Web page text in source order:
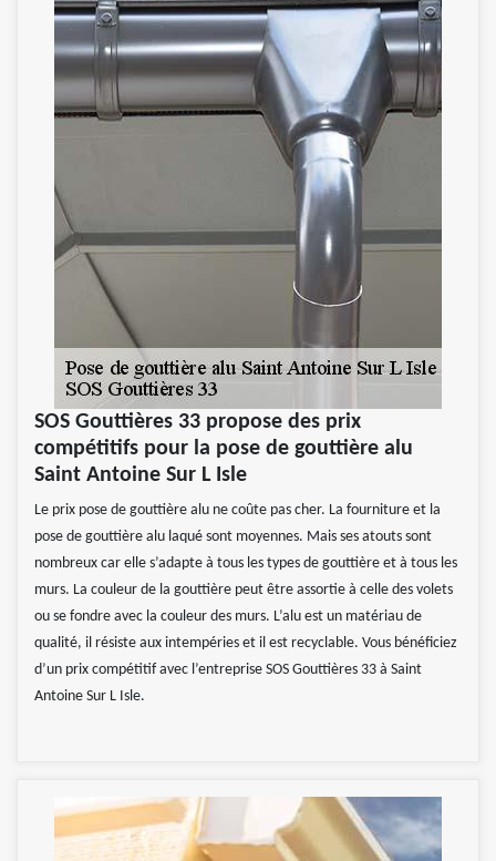
SOS Gouttières 33 propose des prix
compétitifs pour la pose de gouttière alu
Saint Antoine Sur L Isle
Le prix pose de gouttière alu ne coûte pas cher. La fourniture et la
pose de gouttière alu laqué sont moyennes. Mais ses atouts sont
nombreux car elle s’adapte à tous les types de gouttière et à tous les
murs. La couleur de la gouttière peut être assortie à celle des volets
ou se fondre avec la couleur des murs. L’alu est un matériau de
qualité, il résiste aux intempéries et il est recyclable. Vous bénéficiez
d’un prix compétitif avec l’entreprise SOS Gouttières 33 à Saint
Antoine Sur L Isle.